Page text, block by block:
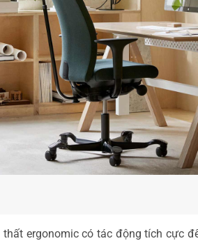
ergonomic có tác động tích cực